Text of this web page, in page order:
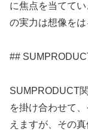
に焦点を当てて
の実力は想像をは
##
SUMPRODUCT
を掛け合わせて
えますが、その